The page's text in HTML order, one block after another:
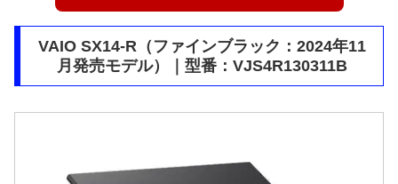
VAIO SX14-R（ファインブラック：2024年11
月発売モデル）｜型番：VJS4R130311B